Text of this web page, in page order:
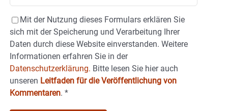
Mit der Nutzung dieses Formulars erklären Sie
sich mit der Speicherung und Verarbeitung Ihrer
Daten durch diese Website einverstanden. Weitere
Informationen erfahren Sie in der
Datenschutzerklärung. Bitte lesen Sie hier auch
unseren Leitfaden für die Veröffentlichung von
Kommentaren. *